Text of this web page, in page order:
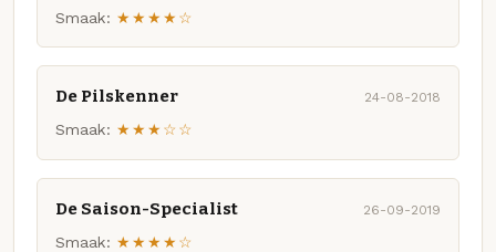
Smaak: ★★★★☆
De Pilskenner 24-08-2018
Smaak: ★★★☆☆
De Saison-Specialist 26-09-2019
Smaak: ★★★★☆